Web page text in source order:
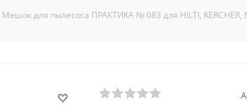
Мешок для пылесоса ПРАКТИКА № 083 для HILTI, KERCHER,